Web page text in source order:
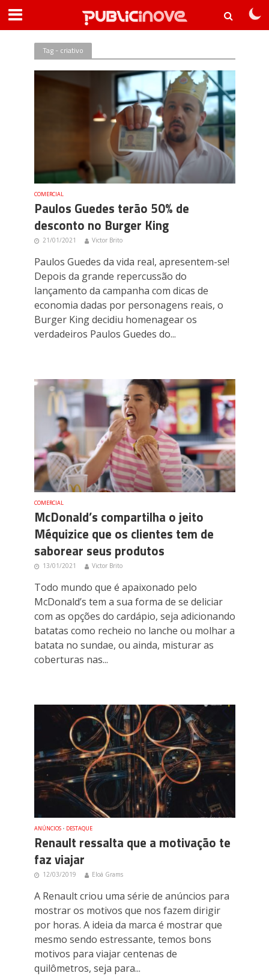
Tag - criativo
COMERCIAL
Paulos Guedes terão 50% de
desconto no Burger King
21/01/2021 Victor Brito
Paulos Guedes da vida real, apresentem-se!
Depois da grande repercussão do
lançamento da campanha com dicas de
economia dadas por personagens reais, o
Burger King decidiu homenagear os
verdadeiros Paulos Guedes do...
COMERCIAL
McDonald’s compartilha o jeito
Méquizice que os clientes tem de
saborear seus produtos
13/01/2021 Victor Brito
Todo mundo que é apaixonado pelo
McDonald’s tem a sua forma de se deliciar
com as opções do cardápio, seja adicionando
batatas como recheio no lanche ou molhar a
batata no sundae, ou ainda, misturar as
coberturas nas...
ANÚNCIOS • DESTAQUE
Renault ressalta que a motivação te
faz viajar
12/03/2019 Eloá Grams
A Renault criou uma série de anúncios para
mostrar os motivos que nos fazem dirigir
por horas. A ideia da marca é mostrar que
mesmo sendo estressante, temos bons
motivos para viajar centenas de
quilômetros, seja para...